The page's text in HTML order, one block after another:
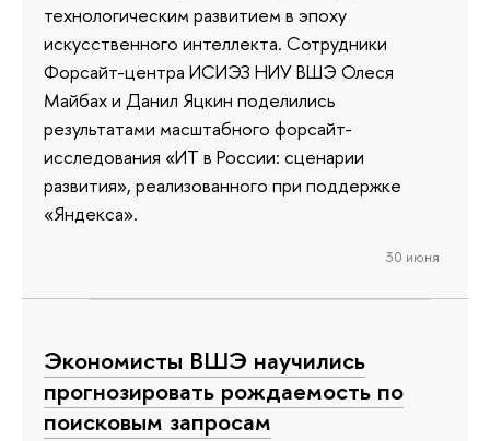
технологическим развитием в эпоху
искусственного интеллекта. Сотрудники
Форсайт-центра ИСИЭЗ НИУ ВШЭ Олеся
Майбах и Данил Яцкин поделились
результатами масштабного форсайт-
исследования «ИТ в России: сценарии
развития», реализованного при поддержке
«Яндекса».
30 июня
Экономисты ВШЭ научились
прогнозировать рождаемость по
поисковым запросам